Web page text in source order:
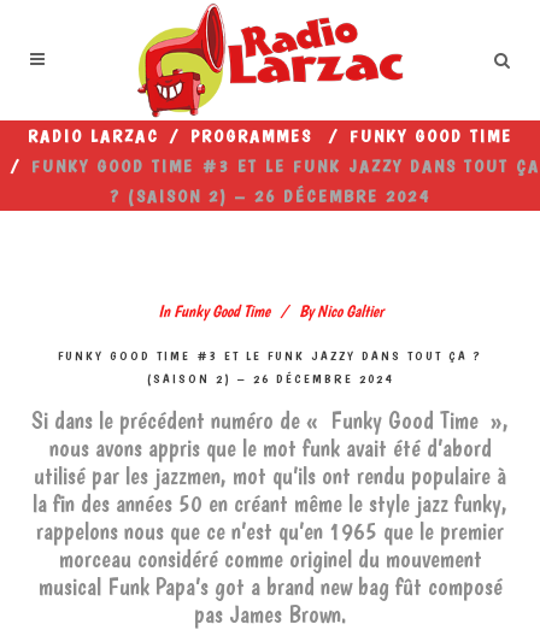
RADIO LARZAC / PROGRAMMES / FUNKY GOOD TIME
/ FUNKY GOOD TIME #3 ET LE FUNK JAZZY DANS TOUT ÇA
? (SAISON 2) – 26 DÉCEMBRE 2024
In Funky Good Time By Nico Galtier
FUNKY GOOD TIME #3 ET LE FUNK JAZZY DANS TOUT ÇA ?
(SAISON 2) – 26 DÉCEMBRE 2024
Si dans le précédent numéro de « Funky Good Time »,
nous avons appris que le mot funk avait été d’abord
utilisé par les jazzmen, mot qu’ils ont rendu populaire à
la fin des années 50 en créant même le style jazz funky,
rappelons nous que ce n’est qu’en 1965 que le premier
morceau considéré comme originel du mouvement
musical Funk Papa’s got a brand new bag fût composé
pas James Brown.